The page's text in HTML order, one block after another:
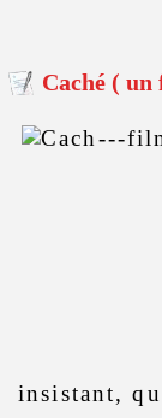
Caché (
insistant,